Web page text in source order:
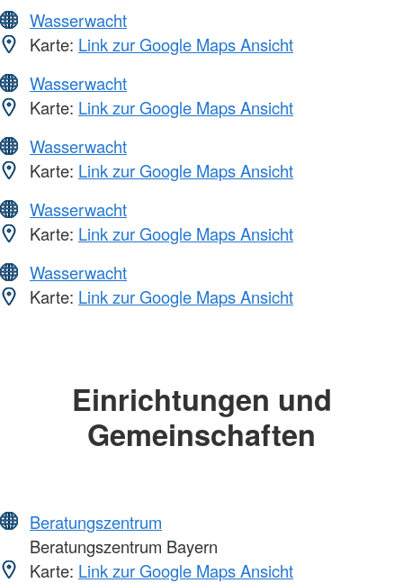
Wasserwacht
Karte: Link zur Google Maps Ansicht
Wasserwacht
Karte: Link zur Google Maps Ansicht
Wasserwacht
Karte: Link zur Google Maps Ansicht
Wasserwacht
Karte: Link zur Google Maps Ansicht
Wasserwacht
Karte: Link zur Google Maps Ansicht
Einrichtungen und
Gemeinschaften
Beratungszentrum
Beratungszentrum Bayern
Karte: Link zur Google Maps Ansicht